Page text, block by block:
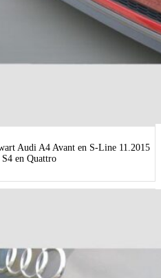
Audi A4 Avant en S-Line 11.2015
en Quattro